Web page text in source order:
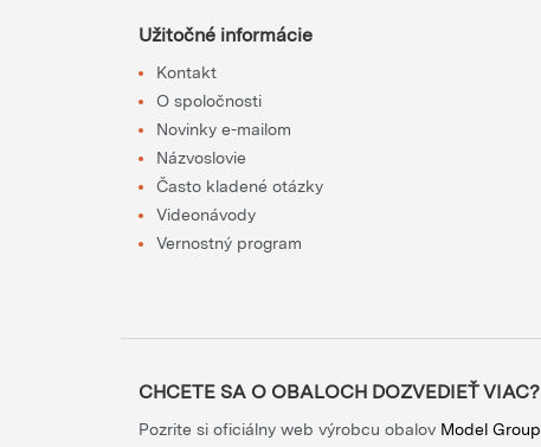
Užitočné informácie
Kontakt
O spoločnosti
Novinky e-mailom
Názvoslovie
Často kladené otázky
Videonávody
Vernostný program
CHCETE SA O OBALOCH DOZVEDIEŤ VIAC?
Pozrite si oficiálny web výrobcu obalov Model Group